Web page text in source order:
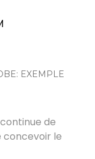
EXEMPLE
de
le